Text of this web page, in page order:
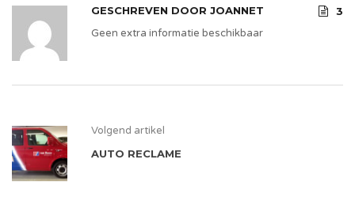
GESCHREVEN DOOR JOANNET
3
Geen extra informatie beschikbaar
Volgend artikel
AUTO RECLAME